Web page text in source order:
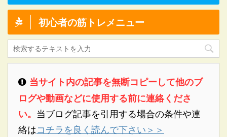
初心者の筋トレメニュー
当サイト内の記事を無断コピーして他のブ
ログや動画などに使用する前に連絡くださ
い。 当ブログ記事を引用する場合の条件や連
絡はコチラを良く読んで下さい＞＞